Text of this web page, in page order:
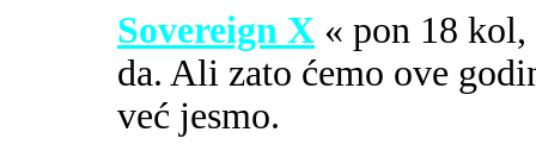
Sovereign X « pon 18
da. Ali zato ćemo ove
već jesmo.